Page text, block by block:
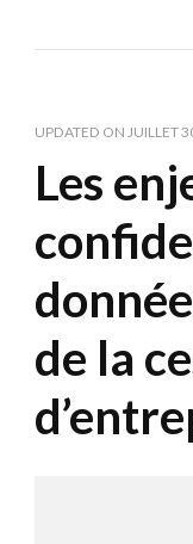
UPDATED ON JUILLET
Les
de la